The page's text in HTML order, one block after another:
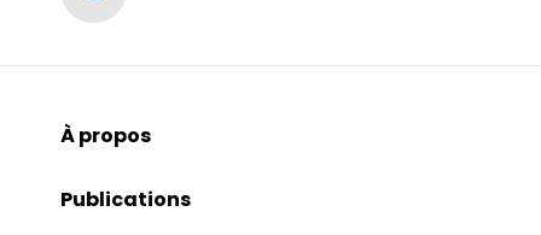
À propos
Publications